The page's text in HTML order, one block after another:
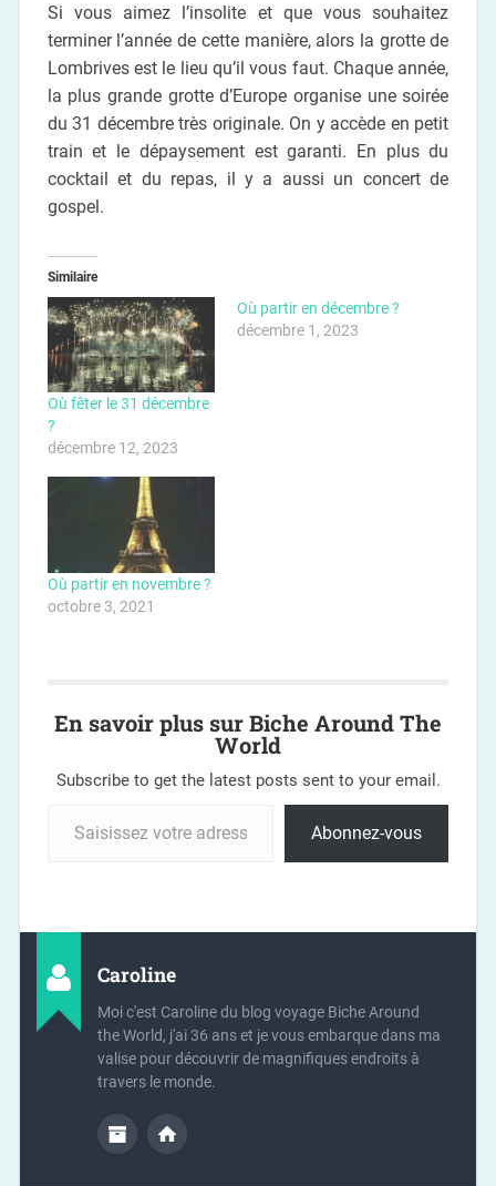
Si vous aimez l’insolite et que vous souhaitez
terminer l’année de cette manière, alors la grotte de
Lombrives est le lieu qu’il vous faut. Chaque année,
la plus grande grotte d’Europe organise une soirée
du 31 décembre très originale. On y accède en petit
train et le dépaysement est garanti. En plus du
cocktail et du repas, il y a aussi un concert de
gospel.
Similaire
Où fêter le 31 décembre
?
décembre 12, 2023
Où partir en décembre ?
décembre 1, 2023
Où partir en novembre ?
octobre 3, 2021
En savoir plus sur Biche Around The
World
Subscribe to get the latest posts sent to your email.
Abonnez-vous
Caroline
Moi c'est Caroline du blog voyage Biche Around
the World, j'ai 36 ans et je vous embarque dans ma
valise pour découvrir de magnifiques endroits à
travers le monde.